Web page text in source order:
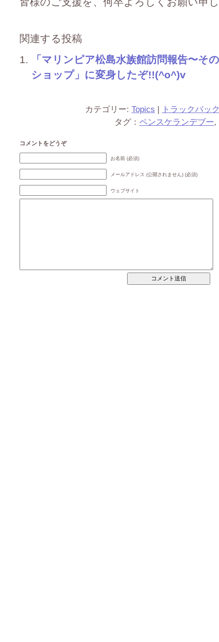
関連する投稿
「マリンピア松島水族館訪問報告〜そ
ショップ」に変身したぞ!!(^o^)v
カテゴリー: Topics | トラックバッ
タグ： ペンスケランデブー,
コメントをどうぞ
お名前 (必須)
メールアドレス (公開されません) (必須)
ウェブサイト